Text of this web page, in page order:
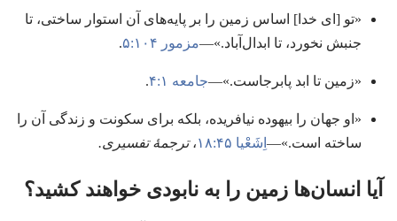
«تو [ای خدا] اساس زمین را بر پایه‌های آن استوار ساختی،‏ تا
جنبش نخورد،‏ تا ابدال‌آباد.‏»—‏مزمور ۱۰۴:‏۵ .‏
«زمین تا ابد پابرجاست.‏»—‏جامعه ۱:‏۴ .‏
«او جهان را بیهوده نیافریده،‏ بلکه برای سکونت و زندگی آن را
ساخته است.‏»—‏ اِشَعْیا ۴۵:‏۱۸ ،‏ترجمهٔ تفسیری.‏
آیا انسان‌ها زمین را به نابودی خواهند کشید؟‏